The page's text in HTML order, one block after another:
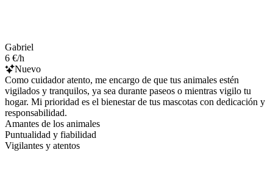
Gabriel
6 €/h
Nuevo
Como cuidador atento, me encargo de que tus animales estén
vigilados y tranquilos, ya sea durante paseos o mientras vigilo tu
hogar. Mi prioridad es el bienestar de tus mascotas con dedicación y
responsabilidad.
Amantes de los animales
Puntualidad y fiabilidad
Vigilantes y atentos